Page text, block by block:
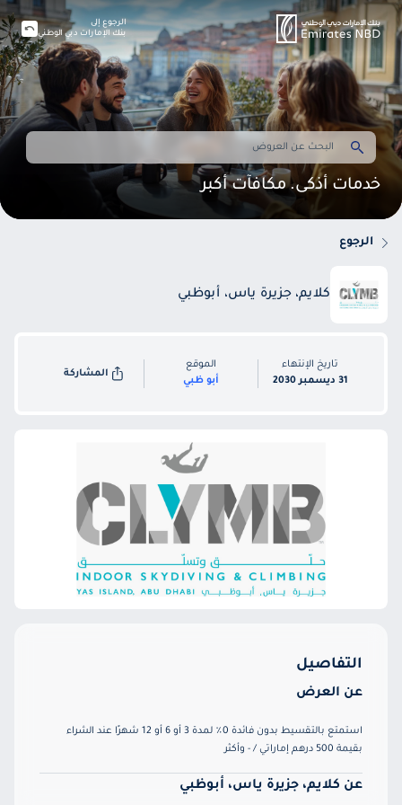
خدمات أذكى. مكافآت أكبر
الرجوع إلى
بنك الإمارات دبي الوطني
الرجوع
كلايم، جزيرة ياس، أبوظبي
تاريخ الإنتهاء
31 ديسمبر 2030
الموقع
أبو ظبي
المشاركة
التفاصيل
عن العرض
استمتع بالتقسيط بدون فائدة 0٪ لمدة 3 أو 6 أو 12 شهرًا عند الشراء
بقيمة 500 درهم إماراتي / - وأكثر
عن كلايم، جزيرة ياس، أبوظبي